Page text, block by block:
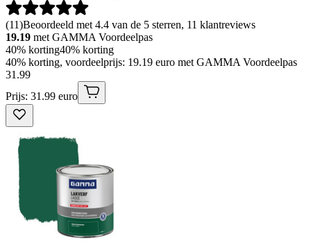
(11)Beoordeeld met 4.4 van de 5 sterren, 11 klantreviews
19.19 met GAMMA Voordeelpas
40% korting40% korting
40% korting, voordeelprijs: 19.19 euro met GAMMA Voordeelpas
31.99
Prijs: 31.99 euro